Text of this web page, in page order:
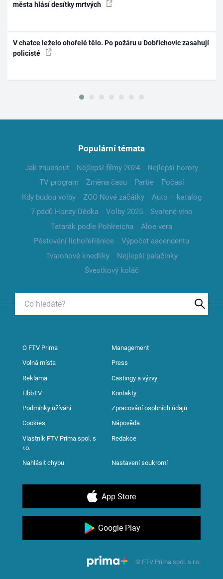
města hlásí desítky mrtvých
V chatce leželo ohořelé tělo. Po požáru u Dobřichovic zasahují
policisté
Populární témata
Jak zhubnout Nejlepší filmy 2024
Nejlepší horory
TV program
Změna času Partie
Počasí
Kdy budou volby
ZOO Nové začátky
Auto – katalog
7 pádů Honzy Dědka
Volby 2025
Svařené víno
Tatarák podle Pohlreicha
Aloe vera
Pěstování lichořeřišnice
Výpočet ascendentu
Tvarohové knedlíky
Nejlepší palačinky
Švestkový koláč
O FTV Prima Management
Volná místa Press
Reklama Castingy a výzvy
HbbTV Kontakty
Podmínky užívání Zpracování osobních údajů
Cookies Nápověda
Vlastník FTV Prima spol. s
r.o.
Redakce
Nahlásit chybu Nastavení soukromí
App Store
Google Play
© FTV Prima spol. s r.o.